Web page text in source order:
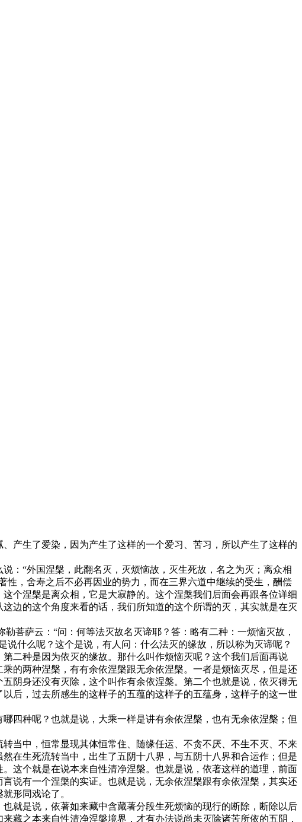
产生了爱染，因为产生了这样的一个爱习、苦习，所以产生了这样的
：“外国涅槃，此翻名灭，灭烦恼故，灭生死故，名之为灭；离众相
，舍寿之后不必再因业的势力，而在三界六道中继续的受生，酬偿
个涅槃是离众相，它是大寂静的。这个涅槃我们后面会再跟各位详细
边的这个角度来看的话，我们所知道的这个所谓的灭，其实就是在灭
菩萨云：“问：何等法灭故名灭谛耶？答：略有二种：一烦恼灭故，
什么呢？这个是说，有人问：什么法灭的缘故，所以称为灭谛呢？
二种是因为依灭的缘故。那什么叫作烦恼灭呢？这个我们后面再说
的两种涅槃，有有余依涅槃跟无余依涅槃。一者是烦恼灭尽，但是还
阴身还没有灭除，这个叫作有余依涅槃。第二个也就是说，依灭得无
后，过去所感生的这样子的五蕴的这样子的五蕴身，这样子的这一世
四种呢？也就是说，大乘一样是讲有余依涅槃，也有无余依涅槃；但
当中，恒常显现其体恒常住、随缘任运、不贪不厌、不生不灭、不来
在生死流转当中，出生了五阴十八界，与五阴十八界和合运作；但是
这个就是在说本来自性清净涅槃。也就是说，依著这样的道理，前面
说有一个涅槃的实证。也就是说，无余依涅槃跟有余依涅槃，其实还
形同戏论了。
就是说，依著如来藏中含藏著分段生死烦恼的现行的断除，断除以后
藏之本来自性清净涅槃境界，才有办法说尚未灭除诸苦所依的五阴，